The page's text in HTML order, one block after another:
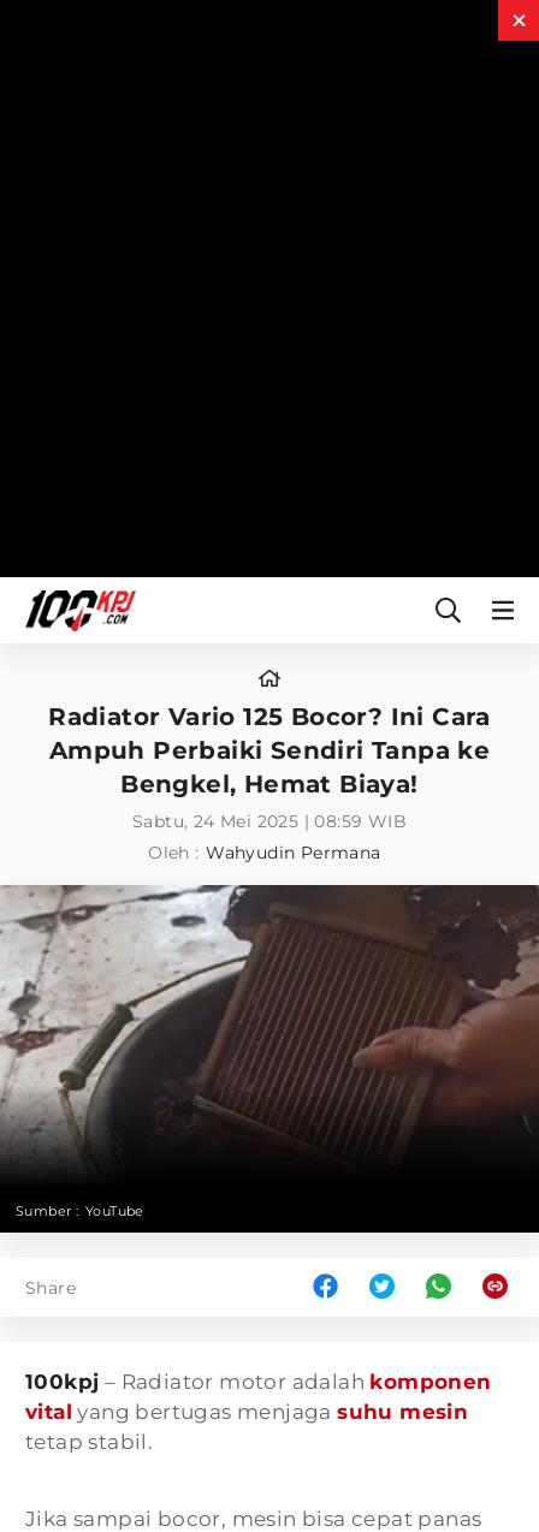
Radiator Vario 125 Bocor? Ini Cara
Ampuh Perbaiki Sendiri Tanpa ke
Bengkel, Hemat Biaya!
Sabtu, 24 Mei 2025 | 08:59 WIB
Oleh : Wahyudin Permana
Sumber : YouTube
Share
100kpj – Radiator motor adalah komponen
vital yang bertugas menjagasuhu mesin
tetap stabil.
Jika sampai bocor, mesin bisa cepat panas